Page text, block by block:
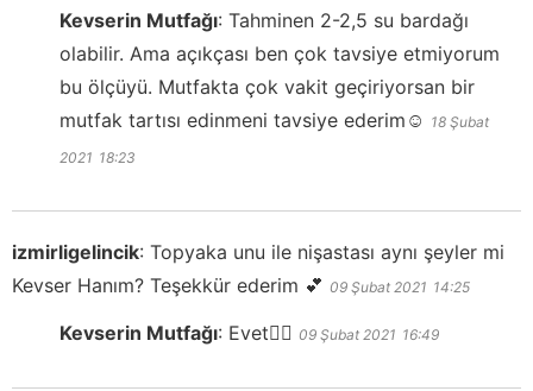
Kevserin Mutfağı: Tahminen 2-2,5 su bardağı
olabilir. Ama açıkçası ben çok tavsiye etmiyorum
bu ölçüyü. Mutfakta çok vakit geçiriyorsan bir
mutfak tartısı edinmeni tavsiye ederim☺️ 18 Şubat
2021 18:23
izmirligelincik: Topyaka unu ile nişastası aynı şeyler mi
Kevser Hanım? Teşekkür ederim 💕 09 Şubat 2021 14:25
Kevserin Mutfağı: Evet👍🏻 09 Şubat 2021 16:49